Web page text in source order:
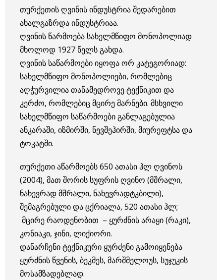
თურქეთის ღვინის ინდუსტრია შედარებით
ახალგაზრდა ინდუსტრიაა.
ღვინის წარმოება სახელმწიფო მონოპოლიად
მხოლოდ 1927 წელს გახდა.
ღვინის საწარმოები იყოფა ორ კატეგორიად:
სახელმწიფო მონოპოლიები, რომლებიც
აღჭურვილია თანამედროვე ტექნიკით და
კერძო, რომლებიც მცირე მარნები. მსხვილი
სახელმწიფო საწარმოები განლაგებულია
ანკარაში, იზმირში, ნევშეჰირში, მიურეფტსა და
ტოკატში.
თურქეთი აწარმოებს 650 ათასი ჰლ ღვინოს
(2004), მათ შორის სუფრის ღვინო (მშრალი,
ნახევრად მშრალი, ნახევრადტკბილი),
შემაგრებული და ცქრიალა, 520 ათასი ჰლ;
მცირე რაოდენობით – ყურძნის არაყი (რაკი),
კონიაკი, ჯინი, ლიქიორი.
დანარჩენი ტექნიკური ყურძენი გამოიყენება
ყურძნის წვენის, ბეკმეს, მარშმელოუს, სუჯუკის
მოსამზადებლად.